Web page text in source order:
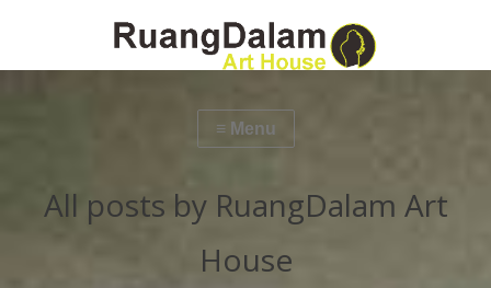
All posts by RuangDalam Art
House